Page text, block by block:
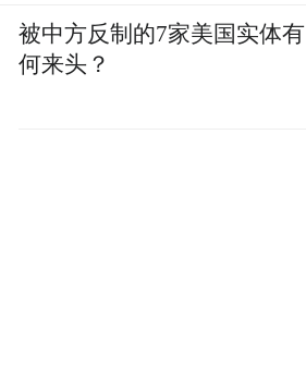
被中方反制的7家美国实体有
何来头？